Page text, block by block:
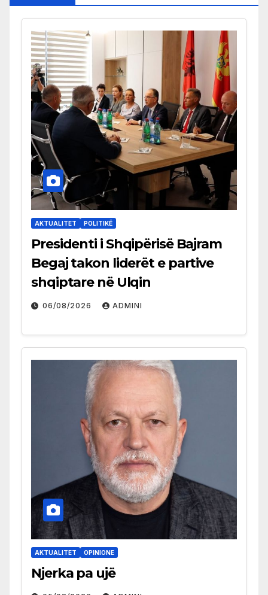
AKTUALITET POLITIKË
Presidenti i Shqipërisë Bajram
Begaj takon liderët e partive
shqiptare në Ulqin
06/08/2026 ADMINI
AKTUALITET OPINIONE
Njerka pa ujë